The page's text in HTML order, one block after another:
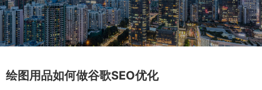
绘图用品如何做谷歌SEO优化